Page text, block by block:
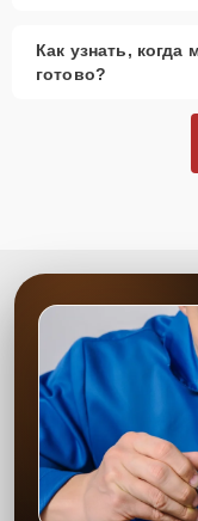
Как узнать, когда
готово?